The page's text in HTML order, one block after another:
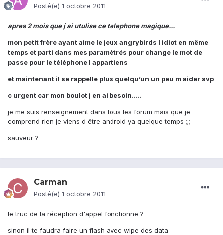
Posté(e) 1 octobre 2011
apres 2 mois que j ai utulise ce telephone magique...
mon petit frère ayant aime le jeux angrybirds l idiot en même
temps et parti dans mes paramétrés pour change le mot de
passe pour le téléphone l appartiens
et maintenant il se rappelle plus quelqu’un un peu m aider svp
c urgent car mon boulot j en ai besoin.....
je me suis renseignement dans tous les forum mais que je
comprend rien je viens d être android ya quelque temps ;;;
sauveur ?
Carman
Posté(e) 1 octobre 2011
le truc de la réception d'appel fonctionne ?
sinon il te faudra faire un flash avec wipe des data